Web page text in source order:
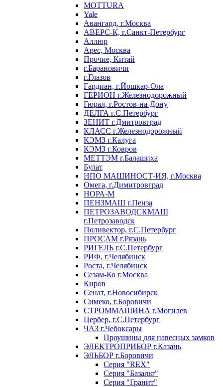
MOTTURA
Yale
Авангард, г.Москва
АВЕРС-К, г.Санкт-Петербург
Аллюр
Арес, Москва
Прочие, Китай
г.Барановичи
г.Глазов
Гардиан, г.Йошкар-Ола
ГЕРИОН г.Железнодорожный
Гюрал, г.Ростов-на-Дону
ДЕЛГА г.С.Петербург
ЗЕНИТ г.Дмитровград
КЛАСС г.Железнодорожный
КЭМЗ г.Калуга
КЭМЗ г.Ковров
МЕТТЭМ г.Балашиха
Булат
НПО МАШИНОСТ-ИЯ, г.Москва
Омега, г.Димитровград
НОРА-М
ПЕНЗМАШ г.Пенза
ПЕТРОЗАВОДСКМАШ
г.Петрозаводск
Поливектор, г.С.Петербург
ПРОСАМ г.Рязань
РИГЕЛЬ г.С.Петербург
РИФ, г.Челябинск
Роста, г.Челябинск
Сезам-Ко г.Москва
Киров
Сенат, г.Новосибирск
Симеко, г.Боровичи
СТРОММАШИНА г.Могилев
Цербер, г.С.Петербург
ЧАЗ г.Чебоксары
Проушины для навесных замков
ЭЛЕКТРОПРИБОР г.Казань
ЭЛЬБОР г.Боровичи
Серия "REX"
Серия "Базальт"
Серия "Гранит"